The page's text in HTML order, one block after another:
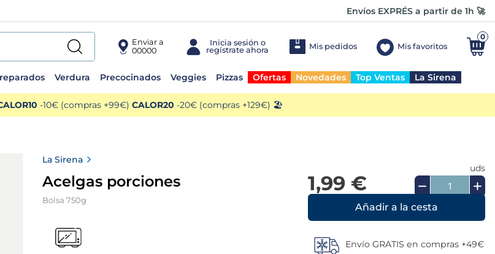
Envíos EXPRÉS a partir de 1h 🚀
Enviar a
00000
Mis pedidos Mis favoritos
0
Verdura Precocinados Veggies Pizzas Ofertas Novedades Top Ventas La Sirena
-10€ (compras +99€) CALOR20 -20€ (compras +129€) 🏖️
La Sirena
Acelgas porciones
Bolsa 750g
1,99 €
uds
Añadir a la cesta
Envío GRATIS en compras +49€